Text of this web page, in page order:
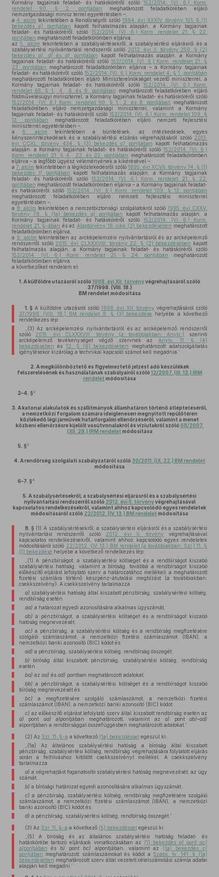
Kormány tagjainak feladat- és hatásköréről szóló152/2014. (VI. 6.) Korm.
rendelet 90. § 2. pontjában meghatározott feladatkörében eljáró
nemzetgazdasági minisz terrel egyetértésben –,
a 4. alcím tekintetében a Rendőrségről szóló 1994. évi XXXIV. törvény 101. § (1)
bekezdése) pontjában kapott felhatalmazás alapján, a Kormány tagjainak
feladat- és hatásköréről szóló 152/2014. (VI. 6.) Korm. rendelet 21. § 22.
pontjában meghatározott feladatkörömben eljárva,
az5. alcím tekintetében a szabálysértésekről, a szabálysértési eljárásról és a
szabálysértési nyilvántartási rendszerről szóló 2012. évi II. törvény 250. § (2)
bekezdésa), d) ésg) pontjában kapott felhatalmazás alapján, a Kormány
tagjainak feladat- és hatásköréről szóló 152/2014. (VI. 6.) Korm. rendelet 21. §
23. pontjában meghatározott feladatkörömben eljárva – a Kormány tagjainak
feladat- és hatásköréről szóló 152/2014. (VI. 6.) Korm. rendelet 4. § 1. pontjában
meghatározott feladatkörében eljáró Miniszterelnökséget vezető miniszterrel, a
Kormány tagjainak feladat- és hatásköréről szóló152/2014. (VI. 6.) Korm.
rendelet 65. § 1., 4., 6. és 9. pontjában meghatározott feladatkörében eljáró
földművelésügyi miniszterrel, a Kormány tagjainak feladat- és hatásköréről szóló
152/2014. (VI. 6.) Korm. rendelet 90. § 1., 2. és 6. pontjában
meghatározott
feladatkörében eljáró nemzetgazdasági miniszterrel, valamint a Kormány
tagjainak feladat- és hatásköréről szóló 152/2014. (VI. 6.) Korm. rendelet 109. §
13. pontjában meghatározott feladatkörében eljáró nemzeti fejlesztési
miniszterrel egyetértésben –,
a 6. alcím tekintetében a büntetések, az intézkedések, egyes
kényszerintézkedések és a szabálysértési elzárás végrehajtásáról szóló 2013.
évi CCXL. törvény 434. § (3) bekezdés c) pontjában kapott felhatalmazás
alapján, a Kormány tagjainak feladat- és hatásköréről szóló 152/2014. (VI. 6.)
Korm. rendelet 21. § 4., 22. és 23. pontjában
meghatározott feladatkörömben
eljárva – a legfőbb ügyész véleményének a kikérésével –,
a 7. alcím tekintetében a légiközlekedésről szóló 1995. évi XCVII. törvény 74. § (1)
bekezdés t) pontjában kapott felhatalmazás alapján, a Kormány tagjainak
feladat- és hatásköréről szóló 152/2014. (VI. 6.) Korm. rendelet 21. § 22.
pontjában meghatározott feladatkörömben eljárva – a Kormány tagjainak feladat-
és hatásköréről szóló 152/2014. (VI. 6.) Korm. rendelet 109. § 13. pontjában
meghatározott feladatkörében eljáró nemzeti fejlesztési miniszterrel
egyetértésben –,
a 8. alcím tekintetében a nemzetbiztonsági szolgálatokról szóló 1995. évi CXXV.
törvény 78. § (1a) bekezdés a) pontjában kapott felhatalmazás alapján, a
Kormány tagjainak feladat- és hatásköréről szóló152/2014. (VI. 6.) Korm.
rendelet 21. §-ában és az Alaptörvény 18. cikk (2) bekezdésében meghatározott
feladatkörömben eljárva,
a 9. alcím tekintetében az arcképelemzési nyilvántartásról és az arcképelemző
rendszerről szóló 2015. évi CLXXXVIII. törvény 22. § (2) bekezdésében kapott
felhatalmazás alapján, a Kormány tagjainak feladat- és hatásköréről szóló
152/2014. (VI. 6.) Korm. rendelet 21. § 24. pontjában
meghatározott
feladatkörömben eljárva
a következőket rendelem el:
1. A külföldre utazásról szóló 1998. évi XII. törvényvégrehajtásáról szóló
37/1998. (VIII. 18.)
BM rendelet módosítása
1. § A külföldre utazásról szóló1998. évi XII. törvény végrehajtásáról szóló
37/1998. (VIII. 18.) BM rendelet 8. § (3) bekezdése
helyébe a következő
rendelkezés lép:
„(3) Az arcképelemzési nyilvántartásról és az arcképelemző rendszerről
szóló 2015. évi CLXXXVIII. törvény (a továbbiakban: Anytv.)
szerinti
arcképelemző tevékenységet végző szervnek az Anytv. 11. § (4)
bekezdésében és12. § (6) bekezdésében
meghatározott adatszolgáltatás
igénylésekor kizárólag a technikai kapcsoló számot kell megadnia.”
2. A megkülönböztető és figyelmeztető jelzést adó készülékek
felszerelésének és használatának szabályairól szóló 12/2007. (III. 13.) IRM
rendelet módosítása
2–4. §2
3. A katonai alakulatok és szállítmányok államhatáron történő átléptetéséről,
a nemzetközi forgalom számára ideiglenesen megnyitott repülőtéren
közlekedő légi járművek határforgalmi ellenőrzéséről, valamint a menet
közbeni ellenőrzésre kijelölt vasútvonalakról és víziutakról szóló 68/2007.
(XII. 28.) IRM rendelet módosítása
5. §3
4. A rendőrség szolgálati szabályzatáról szóló 30/2011. (IX. 22.) BM rendelet
módosítása
6–7. §4
5. A szabálysértésekről, a szabálysértési eljárásról és a szabálysértési
nyilvántartási rendszerről szóló 2012. évi II. törvényvégrehajtásával
kapcsolatos rendelkezésekről, valamint ahhoz kapcsolódó egyes rendeletek
módosításáról szóló 22/2012. (IV. 13.) BM rendelet módosítása
8. § (1) A szabálysértésekről, a szabálysértési eljárásról és a szabálysértési
nyilvántartási rendszerről szóló 2012. évi II. törvény végrehajtásával
kapcsolatos rendelkezésekről, valamint ahhoz kapcsolódó egyes rendeletek
módosításáról szóló 22/2012. (IV. 13.) BM rendelet (a továbbiakban: Szr.) 11. §
(1) bekezdése helyébe a következő rendelkezés lép:
„(1) A pénzbírságot, a szabálysértési költséget és a rendbírságot kiszabó
szabálysértési hatóság, valamint a bíróság, továbbá a rendbírságot kiszabó
előkészítő eljárást lefolytató szerv a határozatához mellékeli a meghatározott
fizetési számlára történő készpénz-átutalási megbízást (a továbbiakban:
csekkszelvény). A csekkszelvény tartalmazza
a) szabálysértési hatóság által kiszabott pénzbírság, szabálysértési költség,
rendbírság esetén
aa) a határozat egyedi azonosítására alkalmas ügyszámát,
ab) a pénzbírságot, a szabálysértési költséget és a rendbírságot kiszabó
hatóság megnevezését,
ac) a pénzbírság, a szabálysértési költség és a rendbírság megfizetésére
szolgáló számlaszámot, a nemzetközi fizetési számlaszámot (IBAN), a
nemzetközi banki azonosító (BIC) kódot és
ad) a pénzbírság, szabálysértési költség, rendbírság összegét;
b) bíróság által kiszabott pénzbírság, szabálysértési költség, rendbírság
esetén
ba) az aa) és ad) pontban meghatározott adatokat,
bb) a pénzbírságot, a szabálysértési költséget és a rendbírságot kiszabó
bíróság megnevezését és
bc) a megfizetésére szolgáló számlaszámot, a nemzetközi fizetési
számlaszámot (IBAN), a nemzetközi banki azonosító (BIC) kódot;
c) az előkészítő eljárást lefolytató szerv által kiszabott rendbírság esetén az
a) pont aa) alpontjában meghatározott, valamint az a) pont ab)–ad)
alpontjában a rendbírsággal összefüggésben meghatározott adatokat.”
(2) Az Szr. 11. §-a a következő (1a) bekezdéssel egészül ki:
„(1a) Az általános szabálysértési hatóság a bíróság által kiszabott
pénzbírság, szabálysértési költség, rendbírság végrehajtására folytatott eljárás
során a felhíváshoz kitöltött csekkszelvényt mellékel. A csekkszelvény
tartalmazza
a) a végrehajtást foganatosító szabálysértési hatóság megnevezését, az ügy
számát,
b) a bírósági határozat egyedi azonosítására alkalmas ügyszámát,
c) a pénzbírság, szabálysértési költség, rendbírság megfizetésére szolgáló
számlaszámot, a nemzetközi fizetési számlaszámot (IBAN), a nemzetközi
banki azonosító (BIC) kódot és
d) a pénzbírság, szabálysértési költség, rendbírság összegét.”
(3) Az Szr. 11. §-a a következő (5) bekezdéssel egészül ki:
„(5) A bíróság és az általános szabálysértési hatóság feladat- és
hatáskörébe tartozó eljárások vonatkozásában az (1) bekezdés a) pontac)
alpontjában ésb) pont bc) alpontjában, valamint az (1a) bekezdésc)
pontjában meghatározott számlaszámokat és kódot a Szabs. tv. 141. § (1a)
bekezdésében meghatározott szerv által vezetett célelszámolási számla adatai
alapján kell megadni.”